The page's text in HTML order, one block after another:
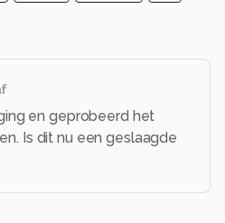
en geprobeerd het
Is dit nu een geslaagde